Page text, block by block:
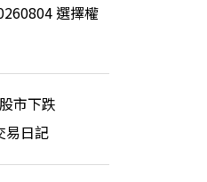
選擇權
市下跌
易日記